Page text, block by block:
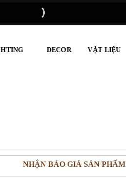
DECOR VẬT LIỆU
NHẬN BÁO GIÁ SẢN PHẨM